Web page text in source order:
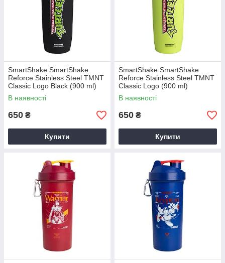
SmartShake SmartShake
Reforce Stainless Steel TMNT
Classic Logo Black (900 ml)
В наявності
650 ₴
Купити
SmartShake SmartShake
Reforce Stainless Steel TMNT
Classic Logo (900 ml)
В наявності
650 ₴
Купити